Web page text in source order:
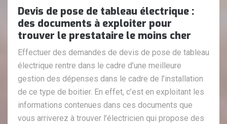
Devis de pose de tableau électrique :
des documents à exploiter pour
trouver le prestataire le moins cher
Effectuer des demandes de devis de pose de tableau
électrique rentre dans le cadre d’une meilleure
gestion des dépenses dans le cadre de l’installation
de ce type de boitier. En effet, c’est en exploitant les
informations contenues dans ces documents que
vous arriverez à trouver l’électricien qui propose des